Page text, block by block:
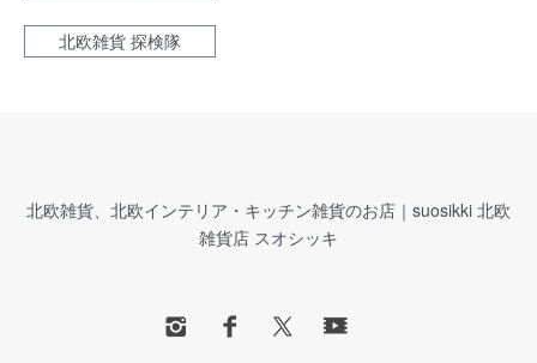
北欧雑貨 探検隊
北欧雑貨、北欧インテリア・キッチン雑貨のお店｜suosikki 北欧
雑貨店 スオシッキ